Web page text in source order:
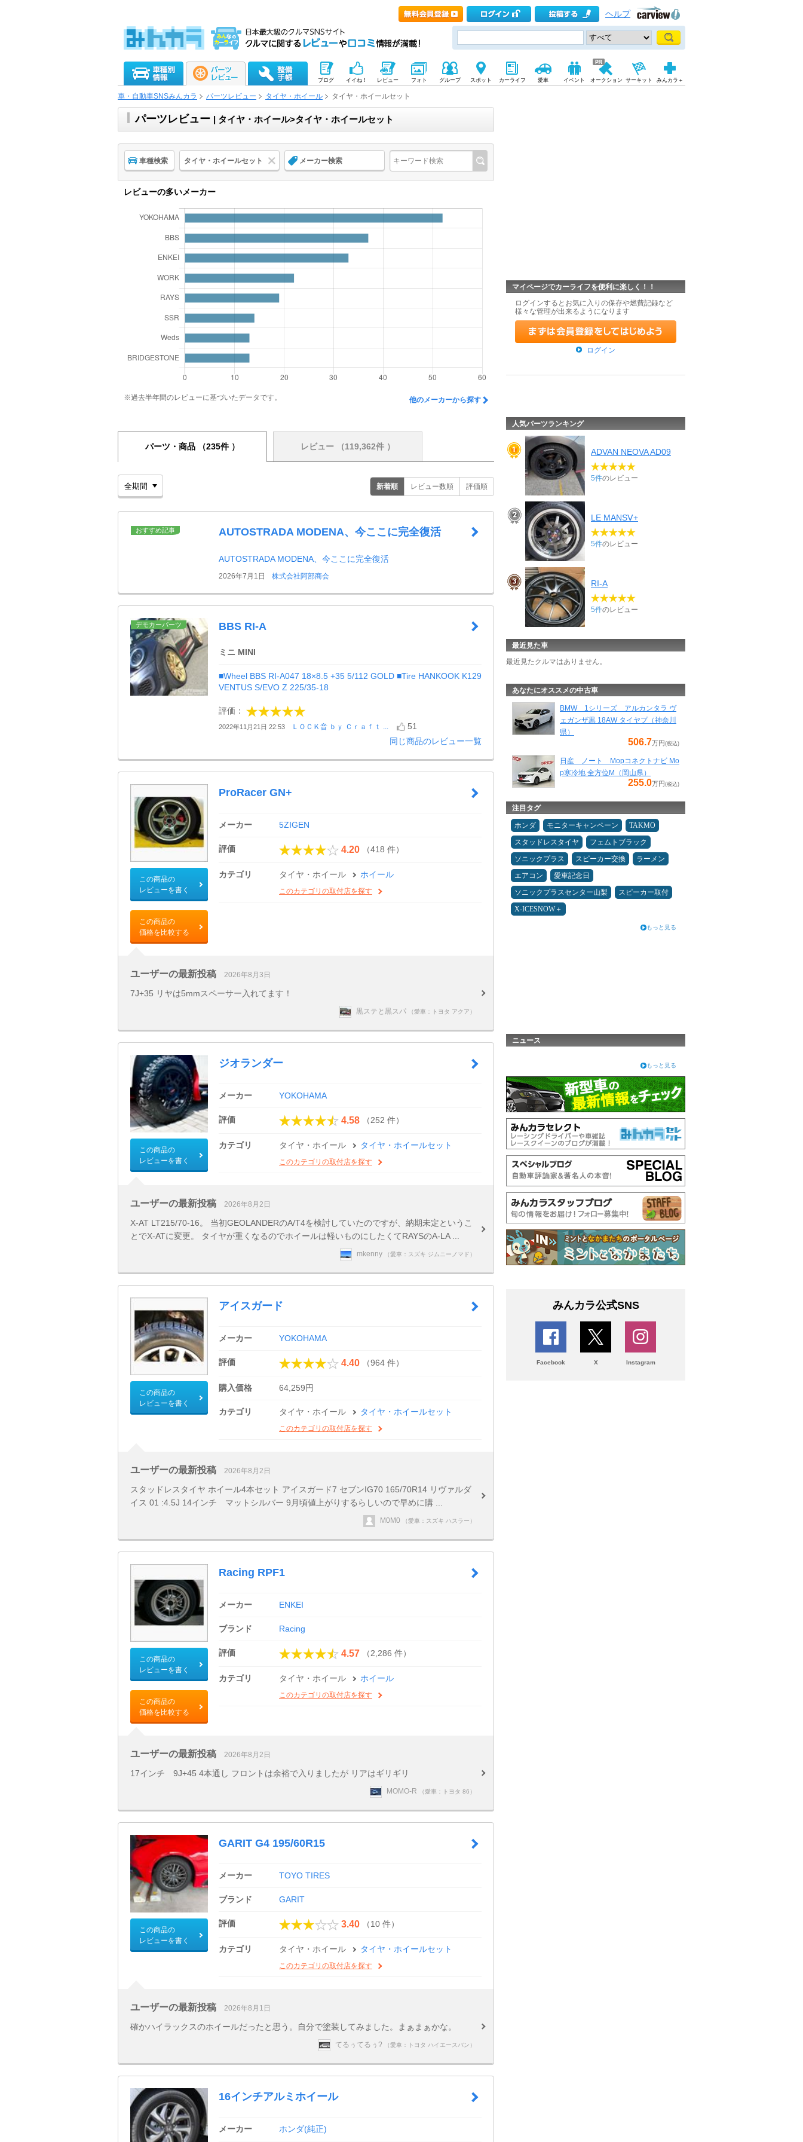
ヘルプ
ブログ イイね！ レビュー フォト グループ スポット カーライフ 愛車 イベント オークション サーキット みんカラ＋
車・自動車SNSみんカラ パーツレビュー タイヤ・ホイール タイヤ・ホイールセット
パーツレビュー | タイヤ・ホイール>タイヤ・ホイールセット
車種検索 タイヤ・ホイールセット メーカー検索
レビューの多いメーカー
※過去半年間のレビューに基づいたデータです。 他のメーカーから探す
パーツ・商品 （235件 ） レビュー （119,362件 ）
新着順 レビュー数順 評価順
おすすめ記事 AUTOSTRADA MODENA、今ここに完全復活
AUTOSTRADA MODENA、今ここに完全復活
2026年7月1日 株式会社阿部商会
デモカーパーツ BBS RI-A
ミニ MINI
■Wheel BBS RI-A047 18×8.5 +35 5/112 GOLD ■Tire HANKOOK K129
VENTUS S/EVO Z 225/35-18
評価：
2022年11月21日 22:53 ＬＯＣＫ音 ｂｙ Ｃｒａｆｔ ...
51
同じ商品のレビュー一覧
この商品の
レビューを書く
この商品の
価格を比較する
ProRacer GN+
メーカー 5ZIGEN
評価 4.20 （418 件）
カテゴリ タイヤ・ホイール ホイール
このカテゴリの取付店を探す
ユーザーの最新投稿 2026年8月3日
7J+35 リヤは5mmスペーサー入れてます！
黒ステと黒スパ （愛車：トヨタ アクア）
この商品の
レビューを書く
ジオランダー
メーカー YOKOHAMA
評価 4.58 （252 件）
カテゴリ タイヤ・ホイール タイヤ・ホイールセット
このカテゴリの取付店を探す
ユーザーの最新投稿 2026年8月2日
X-AT LT215/70-16。 当初GEOLANDERのA/T4を検討していたのですが、納期未定というこ
とでX-ATに変更。 タイヤが重くなるのでホイールは軽いものにしたくてRAYSのA-LA ...
mkenny （愛車：スズキ ジムニーノマド）
この商品の
レビューを書く
アイスガード
メーカー YOKOHAMA
評価 4.40 （964 件）
購入価格 64,259円
カテゴリ タイヤ・ホイール タイヤ・ホイールセット
このカテゴリの取付店を探す
ユーザーの最新投稿 2026年8月2日
スタッドレスタイヤ ホイール4本セット アイスガード7 セブンIG70 165/70R14 リヴァルダ
イス 01 :4.5J 14インチ マットシルバー 9月頃値上がりするらしいので早めに購 ...
M0M0 （愛車：スズキ ハスラー）
この商品の
レビューを書く
この商品の
価格を比較する
Racing RPF1
メーカー ENKEI
ブランド Racing
評価 4.57 （2,286 件）
カテゴリ タイヤ・ホイール ホイール
このカテゴリの取付店を探す
ユーザーの最新投稿 2026年8月2日
17インチ 9J+45 4本通し フロントは余裕で入りましたが リアはギリギリ
MOMO-R （愛車：トヨタ 86）
この商品の
レビューを書く
GARIT G4 195/60R15
メーカー TOYO TIRES
ブランド GARIT
評価 3.40 （10 件）
カテゴリ タイヤ・ホイール タイヤ・ホイールセット
このカテゴリの取付店を探す
ユーザーの最新投稿 2026年8月1日
確かハイラックスのホイールだったと思う。自分で塗装してみました。まぁまぁかな。
てるぅてるぅ? （愛車：トヨタ ハイエースバン）
16インチアルミホイール
メーカー ホンダ(純正)
マイページでカーライフを便利に楽しく！！
ログインするとお気に入りの保存や燃費記録など
様々な管理が出来るようになります
ログイン
人気パーツランキング
ADVAN NEOVA AD09
5件のレビュー
LE MANSⅤ+
5件のレビュー
RI-A
5件のレビュー
最近見た車
最近見たクルマはありません。
あなたにオススメの中古車
BMW 1シリーズ アルカンタラ ヴ
ェガンザ黒 18AW タイヤプ（神奈川
県）
506.7万円(税込)
日産 ノート Mopコネクトナビ Mo
p寒冷地 全方位M（岡山県）
255.0万円(税込)
注目タグ
ホンダ モニターキャンペーン
TAKMO
スタッドレスタイヤ
フェムトブラック
ソニックプラス
スピーカー交換
ラーメン
エアコン
愛車記念日
ソニックプラスセンター山梨
スピーカー取付
X-ICESNOW＋
もっと見る
ニュース
もっと見る
みんカラ公式SNS
Facebook X Instagram